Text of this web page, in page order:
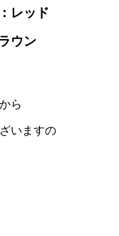
ド
ン
ら
いますの